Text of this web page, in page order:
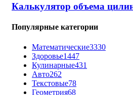
Калькулятор объема
Популярные категории
Математические3330
Здоровье1447
Кулинарные431
Авто262
Текстовые78
Геометрия68